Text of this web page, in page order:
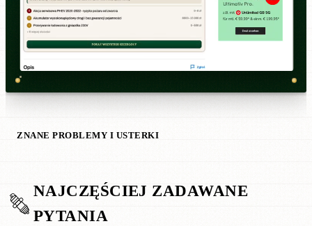
ZNANE PROBLEMY I USTERKI
NAJCZĘŚCIEJ ZADAWANE
PYTANIA